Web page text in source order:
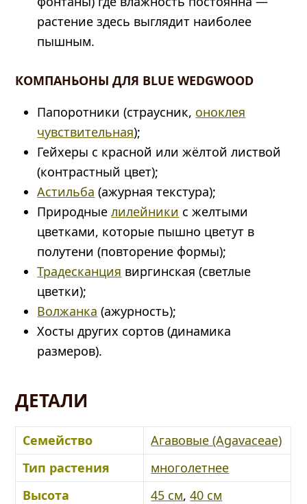
растение здесь выглядит наиболее
пышным.
КОМПАНЬОНЫ ДЛЯ BLUE WEDGWOOD
Папоротники (страусник, оноклея
чувствительная);
Гейхеры с красной или жёлтой листвой
(контрастный цвет);
Астильба (ажурная текстура);
Природныелилейники с желтыми
цветками, которые пышно цветут в
полутени (повторение формы);
Традесканция виргинская (светлые
цветки);
Волжанка (ажурность);
Хосты других сортов (динамика
размеров).
ДЕТАЛИ
Семейство
Агавовые (Agavaceae)
Тип растения
многолетнее
Высота
45 см,40 см